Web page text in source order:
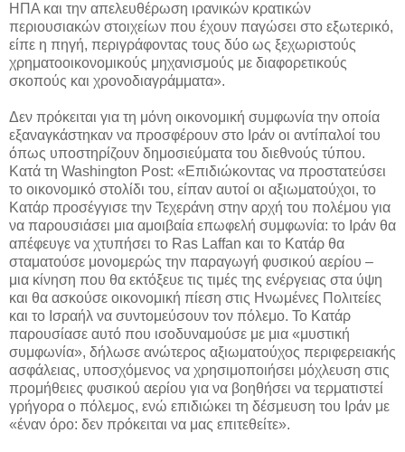
ΗΠΑ και την απελευθέρωση ιρανικών κρατικών
περιουσιακών στοιχείων που έχουν παγώσει στο εξωτερικό,
είπε η πηγή, περιγράφοντας τους δύο ως ξεχωριστούς
χρηματοοικονομικούς μηχανισμούς με διαφορετικούς
σκοπούς και χρονοδιαγράμματα».
Δεν πρόκειται για τη μόνη οικονομική συμφωνία την οποία
εξαναγκάστηκαν να προσφέρουν στο Ιράν οι αντίπαλοί του
όπως υποστηρίζουν δημοσιεύματα του διεθνούς τύπου.
Κατά τη Washington Post: «Επιδιώκοντας να προστατεύσει
το οικονομικό στολίδι του, είπαν αυτοί οι αξιωματούχοι, το
Κατάρ προσέγγισε την Τεχεράνη στην αρχή του πολέμου για
να παρουσιάσει μια αμοιβαία επωφελή συμφωνία: το Ιράν θα
απέφευγε να χτυπήσει το Ras Laffan και το Κατάρ θα
σταματούσε μονομερώς την παραγωγή φυσικού αερίου –
μια κίνηση που θα εκτόξευε τις τιμές της ενέργειας στα ύψη
και θα ασκούσε οικονομική πίεση στις Ηνωμένες Πολιτείες
και το Ισραήλ να συντομεύσουν τον πόλεμο. Το Κατάρ
παρουσίασε αυτό που ισοδυναμούσε με μια «μυστική
συμφωνία», δήλωσε ανώτερος αξιωματούχος περιφερειακής
ασφάλειας, υποσχόμενος να χρησιμοποιήσει μόχλευση στις
προμήθειες φυσικού αερίου για να βοηθήσει να τερματιστεί
γρήγορα ο πόλεμος, ενώ επιδιώκει τη δέσμευση του Ιράν με
«έναν όρο: δεν πρόκειται να μας επιτεθείτε».